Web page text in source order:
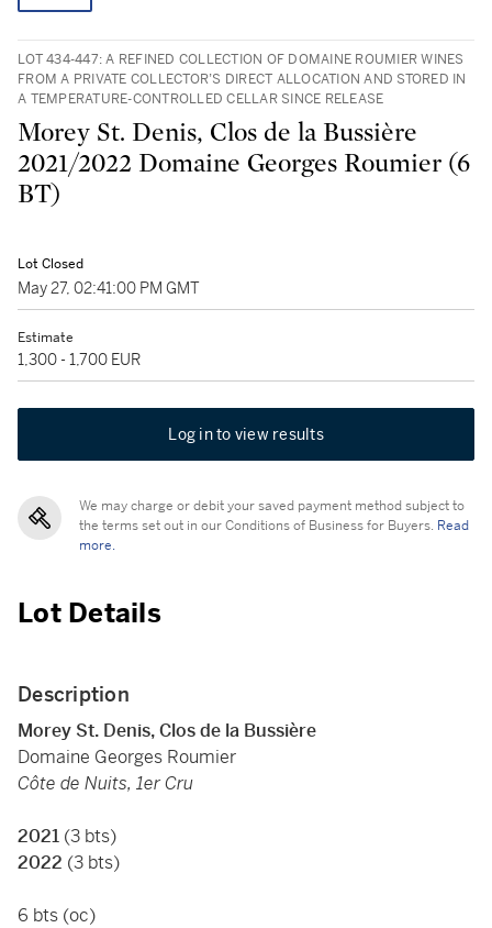
LOT 434-447: A REFINED COLLECTION OF DOMAINE ROUMIER WINES
FROM A PRIVATE COLLECTOR’S DIRECT ALLOCATION AND STORED IN
A TEMPERATURE-CONTROLLED CELLAR SINCE RELEASE
Morey St. Denis, Clos de la Bussière
2021/2022 Domaine Georges Roumier (6
BT)
Lot Closed
May 27, 02:41:00 PM GMT
Estimate
1,300 - 1,700 EUR
Log in to view results
We may charge or debit your saved payment method subject to
the terms set out in our Conditions of Business for Buyers. Read
more.
Lot Details
Description
Morey St. Denis, Clos de la Bussière
Domaine Georges Roumier
Côte de Nuits, 1er Cru
2021 (3 bts)
2022 (3 bts)
6 bts (oc)